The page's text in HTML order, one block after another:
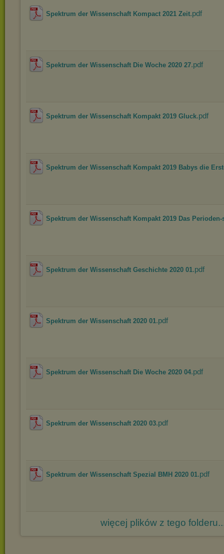
Spektrum der Wissenschaft Kompact 2021 Zeit.pdf
Spektrum der Wissenschaft Die Woche 2020 27.pdf
Spektrum der Wissenschaft Kompakt 2019 Gluck.pdf
Spektrum der Wissenschaft Kompakt 2019 Babys die
Spektrum der Wissenschaft Kompakt 2019 Das Perioden-
Spektrum der Wissenschaft Geschichte 2020 01.pdf
Spektrum der Wissenschaft 2020 01.pdf
Spektrum der Wissenschaft Die Woche 2020 04.pdf
Spektrum der Wissenschaft 2020 03.pdf
Spektrum der Wissenschaft Spezial BMH 2020 01.pdf
więcej plików z tego